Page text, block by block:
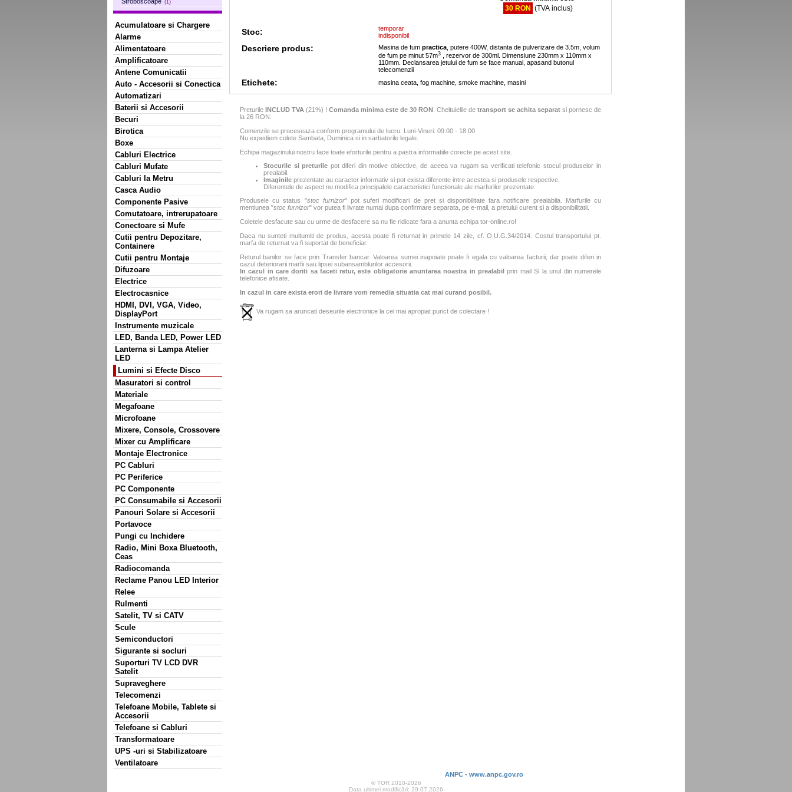
(1)
Acumulatoare si Chargere
Alarme
Alimentatoare
Amplificatoare
Antene Comunicatii
Auto - Accesorii si Conectica
Automatizari
Baterii si Accesorii
Becuri
Birotica
Boxe
Cabluri Electrice
Cabluri Mufate
Cabluri la Metru
Casca Audio
Componente Pasive
Comutatoare, intrerupatoare
Conectoare si Mufe
Cutii pentru Depozitare,
Containere
Cutii pentru Montaje
Difuzoare
Electrice
Electrocasnice
HDMI, DVI, VGA, Video,
DisplayPort
Instrumente muzicale
LED, Banda LED, Power LED
Lanterna si Lampa Atelier
LED
Lumini si Efecte Disco
Masuratori si control
Materiale
Megafoane
Microfoane
Mixere, Console, Crossovere
Mixer cu Amplificare
Montaje Electronice
PC Cabluri
PC Periferice
PC Componente
PC Consumabile si Accesorii
Panouri Solare si Accesorii
Portavoce
Pungi cu Inchidere
Radio, Mini Boxa Bluetooth,
Ceas
Radiocomanda
Reclame Panou LED Interior
Relee
Rulmenti
Satelit, TV si CATV
Scule
Semiconductori
Sigurante si socluri
Suporturi TV LCD DVR
Satelit
Supraveghere
Telecomenzi
Telefoane Mobile, Tablete si
Accesorii
Telefoane si Cabluri
Transformatoare
UPS -uri si Stabilizatoare
Ventilatoare
30 RON (TVA inclus)
Stoc:
temporar
indisponibil
Descriere produs: Masina de fumpractica , putere 400W, distanta de pulverizare de 3.5m, volum
de fum pe minut 57m3
, rezervor de 300ml. Dimensiune 230mm x 110mm x
110mm. Declansarea jetului de fum se face manual, apasand butonul
telecomenzii
Etichete: masina ceata, fog machine, smoke machine, masini
Preturile INCLUD TVA (21%) ! Comanda minima este de 30 RON . Cheltuielile de transport se achita separat si pornesc de
la 26 RON.
Comenzile se proceseaza conform programului de lucru: Luni-Vineri: 09:00 - 18:00
Nu expediem colete Sambata, Duminica si in sarbatorile legale.
Echipa magazinului nostru face toate eforturile pentru a pastra informatiile corecte pe acest site.
Stocurile si preturile pot diferi din motive obiective, de aceea va rugam sa verificati telefonic stocul produselor in
prealabil.
Imaginile prezentate au caracter informativ si pot exista diferente intre acestea si produsele respective.
Diferentele de aspect nu modifica principalele caracteristici functionale ale marfurilor prezentate.
Produsele cu status "stoc furnizor" pot suferi modificari de pret si disponibilitate fara notificare prealabila. Marfurile cu
mentiunea "stoc furnizor" vor putea fi livrate numai dupa confirmare separata, pe e-mail, a pretului curent si a disponibilitatii.
Coletele desfacute sau cu urme de desfacere sa nu fie ridicate fara a anunta echipa tor-online.ro!
Daca nu sunteti multumiti de produs, acesta poate fi returnat in primele 14 zile, cf. O.U.G.34/2014. Costul transportului pt.
marfa de returnat va fi suportat de beneficiar.
Returul banilor se face prin Transfer bancar. Valoarea sumei inapoiate poate fi egala cu valoarea facturii, dar poate diferi in
cazul deteriorarii marfii sau lipsei subansamblurilor accesorii.
In cazul in care doriti sa faceti retur, este obligatorie anuntarea noastra in prealabil prin mail SI la unul din numerele
telefonice afisate.
In cazul in care exista erori de livrare vom remedia situatia cat mai curand posibil.
Va rugam sa aruncati deseurile electronice la cel mai apropiat punct de colectare !
ANPC - www.anpc.gov.ro
© TOR 2010-2026
Data ultimei modificări: 29.07.2026